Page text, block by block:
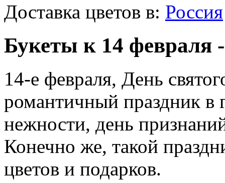
Доставка цветов в: Россия
Букеты к 14 февраля
14-е февраля, День
романтичный праздник в
нежности, день
Конечно же, такой
цветов и подарков.